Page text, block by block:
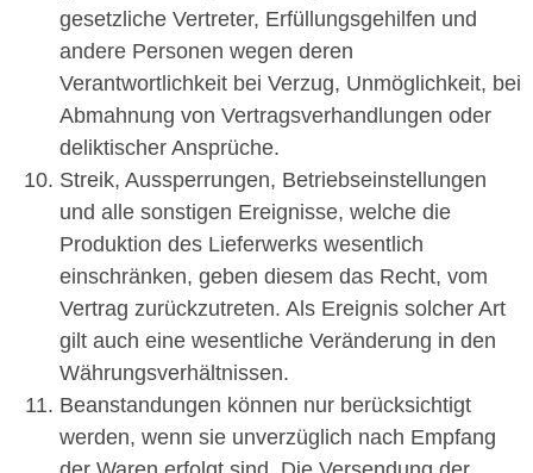
gesetzliche Vertreter, Erfüllungsgehilfen und
andere Personen wegen deren
Verantwortlichkeit bei Verzug, Unmöglichkeit, bei
Abmahnung von Vertragsverhandlungen oder
deliktischer Ansprüche.
Streik, Aussperrungen, Betriebseinstellungen
und alle sonstigen Ereignisse, welche die
Produktion des Lieferwerks wesentlich
einschränken, geben diesem das Recht, vom
Vertrag zurückzutreten. Als Ereignis solcher Art
gilt auch eine wesentliche Veränderung in den
Währungsverhältnissen.
Beanstandungen können nur berücksichtigt
werden, wenn sie unverzüglich nach Empfang